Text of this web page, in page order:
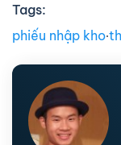
Tags:
phiếu nhập kho∙